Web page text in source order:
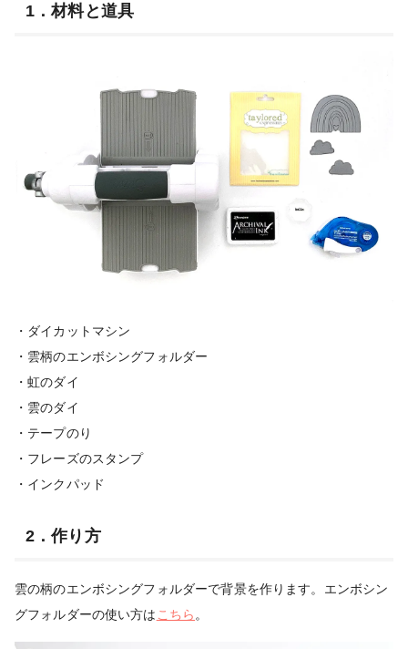
1．材料と道具
・ダイカットマシン
・雲柄のエンボシングフォルダー
・虹のダイ
・雲のダイ
・テープのり
・フレーズのスタンプ
・インクパッド
2．作り方
雲の柄のエンボシングフォルダーで背景を作ります。エンボシン
グフォルダーの使い方は こちら。